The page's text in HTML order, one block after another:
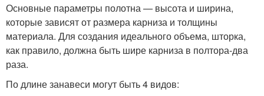
Основные параметры полотна — высота и ширина,
которые зависят от размера карниза и толщины
материала. Для создания идеального объема, шторка,
как правило, должна быть шире карниза в полтора-два
раза.
По длине занавеси могут быть 4 видов: